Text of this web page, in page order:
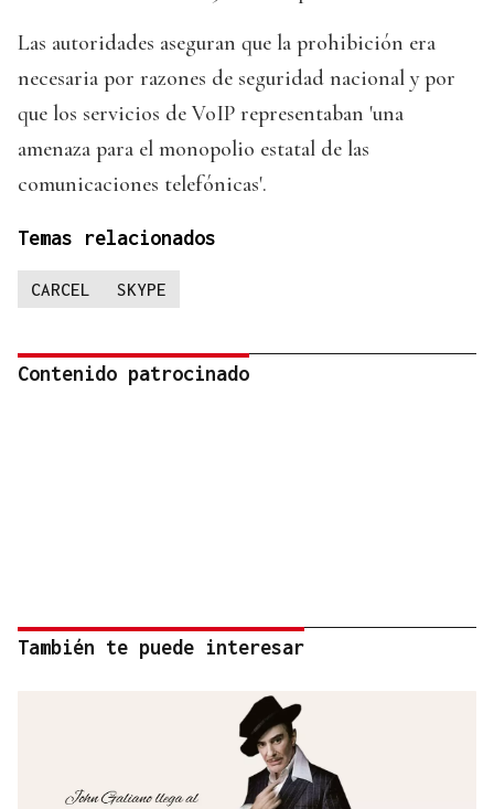
Las autoridades aseguran que la prohibición era
necesaria por razones de seguridad nacional y por
que los servicios de VoIP representaban 'una
amenaza para el monopolio estatal de las
comunicaciones telefónicas'.
Temas relacionados
CARCEL SKYPE
Contenido patrocinado
También te puede interesar